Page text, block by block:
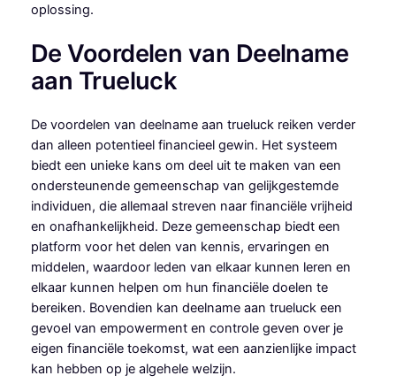
oplossing.
De Voordelen van Deelname
aan Trueluck
De voordelen van deelname aan trueluck reiken verder
dan alleen potentieel financieel gewin. Het systeem
biedt een unieke kans om deel uit te maken van een
ondersteunende gemeenschap van gelijkgestemde
individuen, die allemaal streven naar financiële vrijheid
en onafhankelijkheid. Deze gemeenschap biedt een
platform voor het delen van kennis, ervaringen en
middelen, waardoor leden van elkaar kunnen leren en
elkaar kunnen helpen om hun financiële doelen te
bereiken. Bovendien kan deelname aan trueluck een
gevoel van empowerment en controle geven over je
eigen financiële toekomst, wat een aanzienlijke impact
kan hebben op je algehele welzijn.